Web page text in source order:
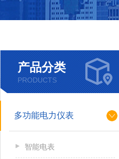
产品分类
PRODUCTS
多功能电力仪表
智能电表